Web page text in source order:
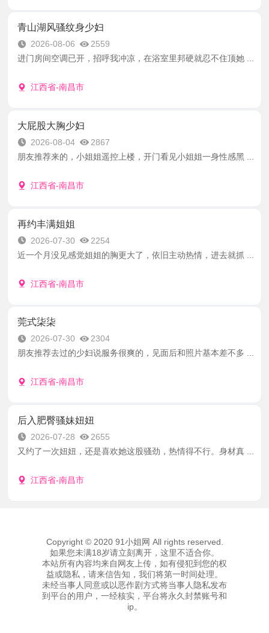
青山湖风骚纹身少妇
2026-08-06
2559
进门房间空调已开，招呼我冲凉，在浴室里邦硬就忍不住顶她 ...
江西省-南昌市
大屁股大胸少妇
2026-08-04
2867
朋友推荐来的，小姐姐遥控上楼，开门看见小姐姐一身性感黑 ...
江西省-南昌市
再约丰满姐姐
2026-07-30
2254
近一个月没见感觉姐姐的胸更大了，依旧主动热情，进去就抓 ...
江西省-南昌市
莞式柒柒
2026-07-30
2304
朋友推荐去过的少妇说服务很爽的，见面后和照片基本差不多 ...
江西省-南昌市
后入肥臀骚妹妞妞
2026-07-28
2655
又约了一次妞妞，还是喜欢她这股骚劲，热情得不行。身材真 ...
江西省-南昌市
Copyright © 2020 91小姐网 All rights reserved.
如果您未满18岁请立刻离开，这里不适合你。
本站所有內容均来自网友上传，如有侵犯到您的权
益或隐私，请来信告知，我们将第一时间处理。
未经当事人同意或以恶作剧方式将当事人隐私发布
到平台的用户，一经核实，平台将永久封禁账号和
ip。